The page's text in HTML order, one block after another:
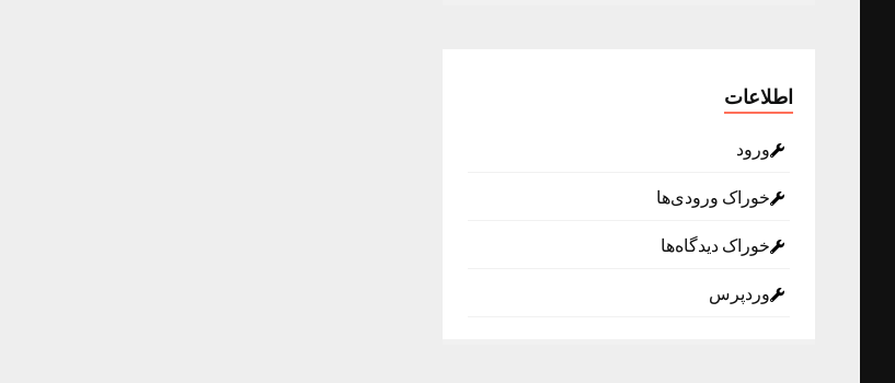
اطلاعات
ورود
خوراک ورودی‌ها
خوراک دیدگاه‌ها
وردپرس